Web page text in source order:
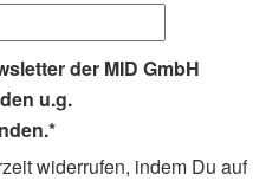
der MID GmbH
u.g.
widerrufen, indem Du auf